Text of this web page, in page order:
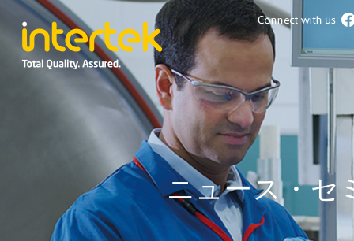
ニュース・セ